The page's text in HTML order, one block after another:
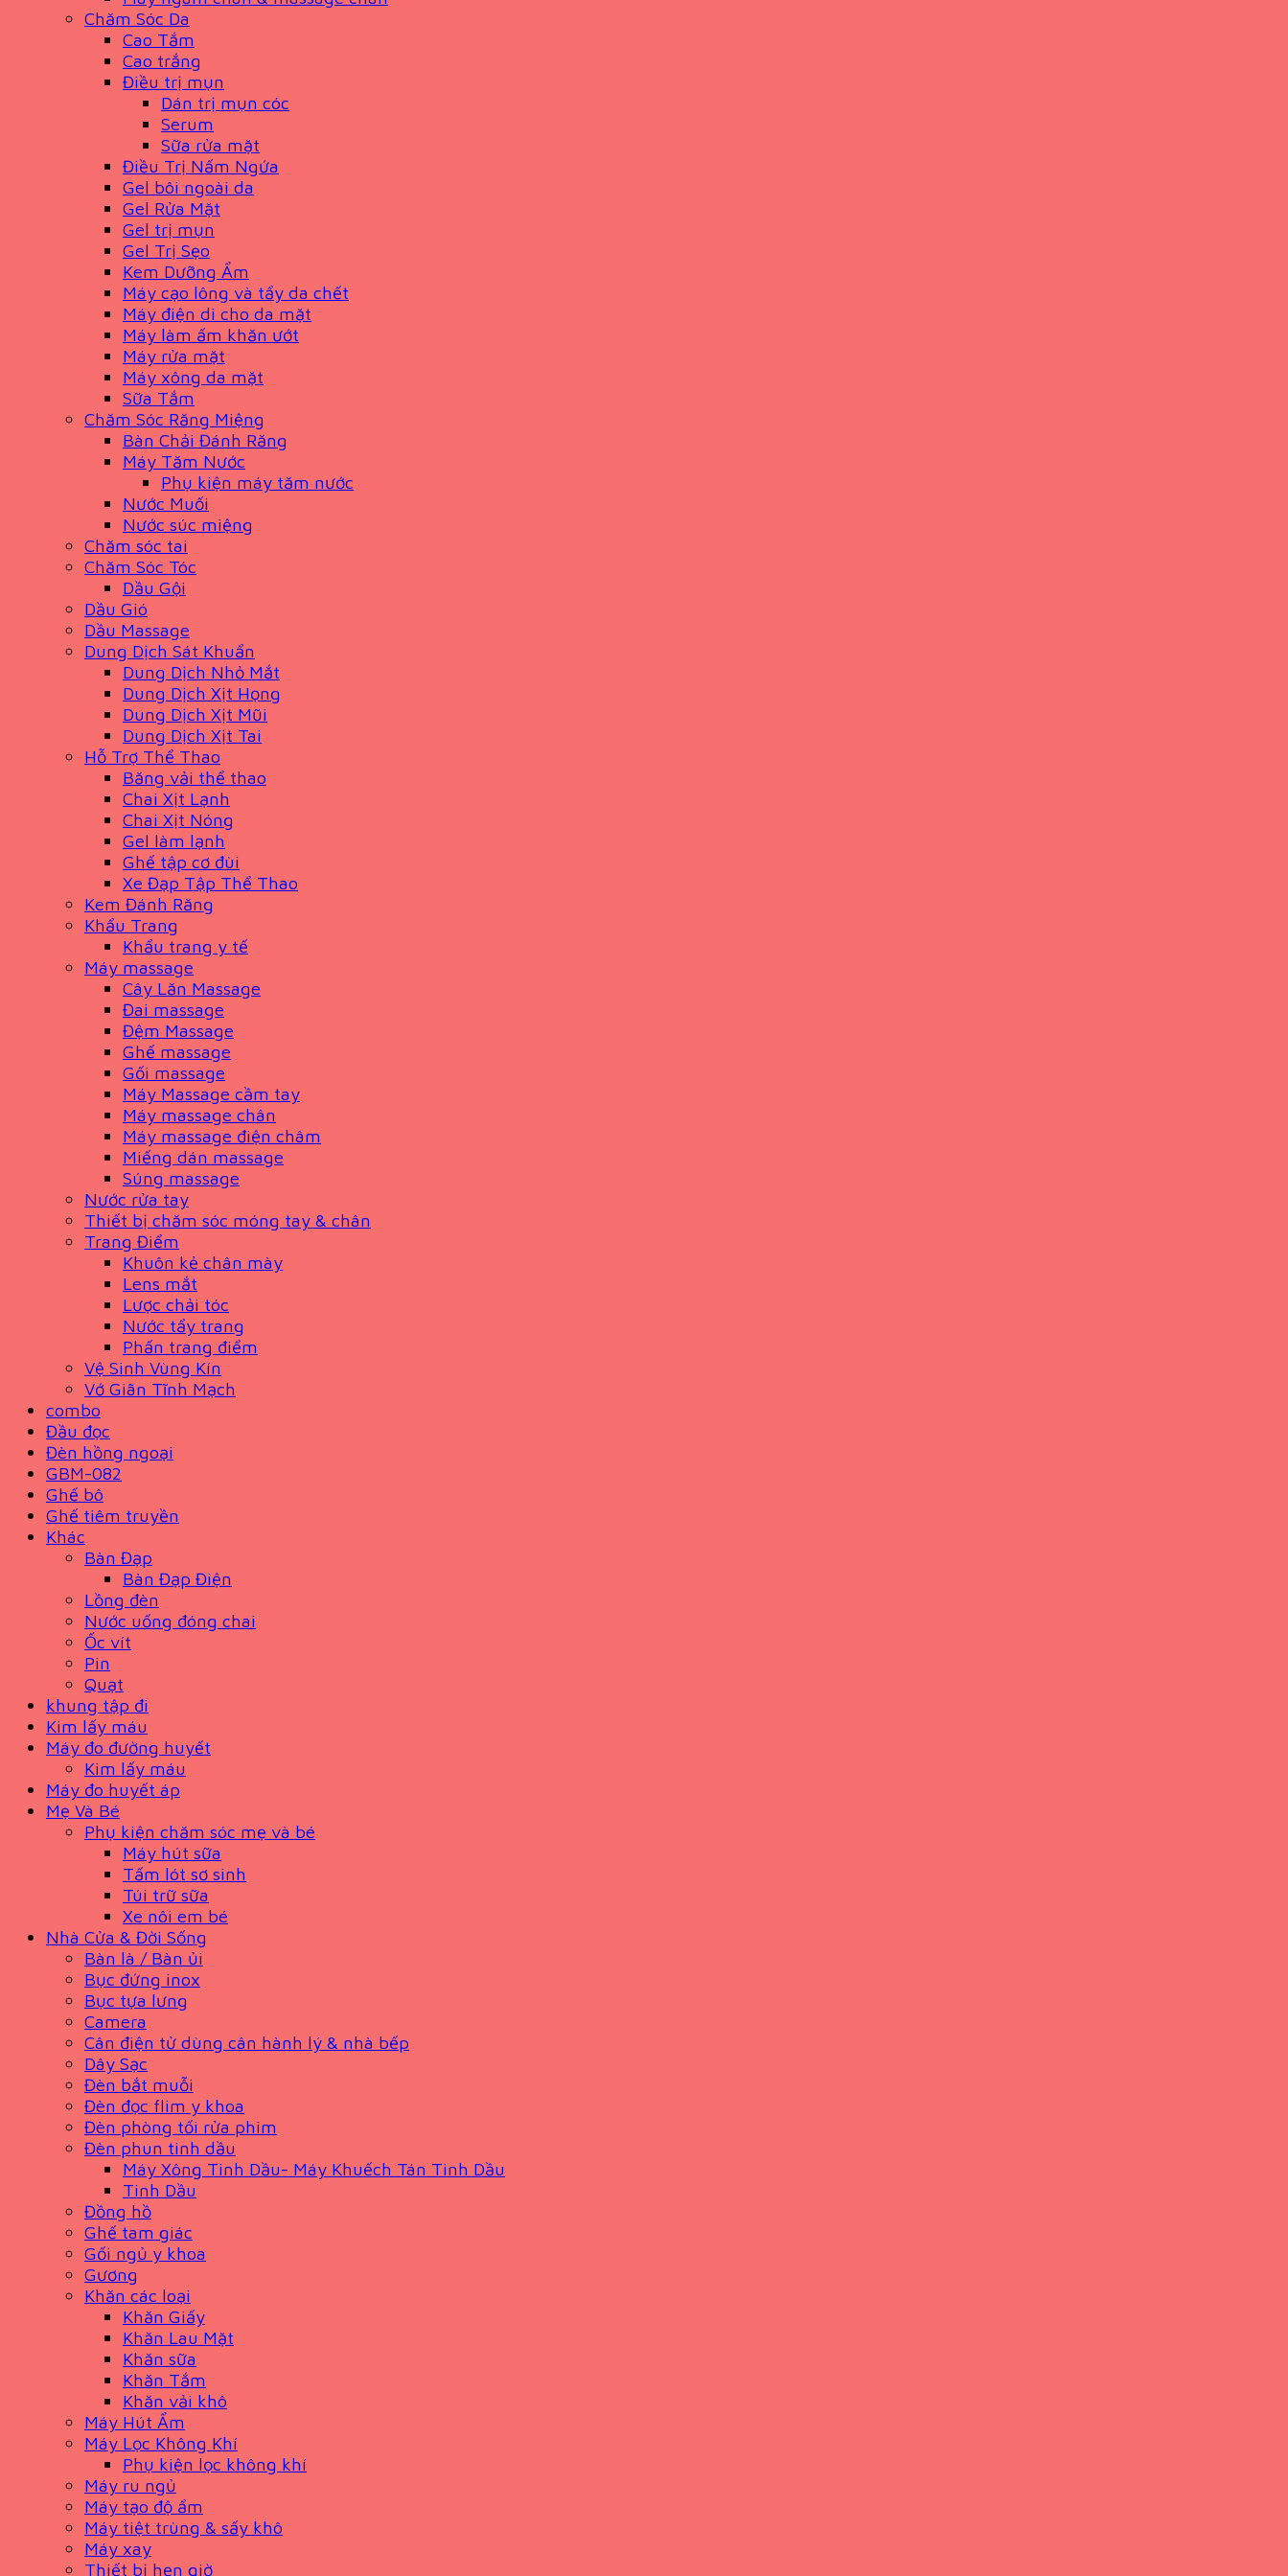
Chăm Sóc Da
Cao Tắm
Cao trắng
Điều trị mụn
Dán trị mụn cóc
Serum
Sữa rửa mặt
Điều Trị Nấm Ngứa
Gel bôi ngoài da
Gel Rửa Mặt
Gel trị mụn
Gel Trị Sẹo
Kem Dưỡng Ẩm
Máy cạo lông và tẩy da chết
Máy điện di cho da mặt
Máy làm ấm khăn ướt
Máy rửa mặt
Máy xông da mặt
Sữa Tắm
Chăm Sóc Răng Miệng
Bàn Chải Đánh Răng
Máy Tăm Nước
Phụ kiện máy tăm nước
Nước Muối
Nước súc miệng
Chăm sóc tai
Chăm Sóc Tóc
Dầu Gội
Dầu Gió
Dầu Massage
Dung Dịch Sát Khuẩn
Dung Dịch Nhỏ Mắt
Dung Dịch Xịt Họng
Dung Dịch Xịt Mũi
Dung Dịch Xịt Tai
Hỗ Trợ Thể Thao
Băng vải thể thao
Chai Xịt Lạnh
Chai Xịt Nóng
Gel làm lạnh
Ghế tập cơ đùi
Xe Đạp Tập Thể Thao
Kem Đánh Răng
Khẩu Trang
Khẩu trang y tế
Máy massage
Cây Lăn Massage
Đai massage
Đệm Massage
Ghế massage
Gối massage
Máy Massage cầm tay
Máy massage chân
Máy massage điện châm
Miếng dán massage
Súng massage
Nước rửa tay
Thiết bị chăm sóc móng tay & chân
Trang Điểm
Khuôn kẻ chân mày
Lens mắt
Lược chải tóc
Nước tẩy trang
Phấn trang điểm
Vệ Sinh Vùng Kín
Vớ Giãn Tĩnh Mạch
combo
Đầu đọc
Đèn hồng ngoại
GBM-082
Ghế bô
Ghế tiêm truyền
Khác
Bàn Đạp
Bàn Đạp Điện
Lồng đèn
Nước uống đóng chai
Ốc vít
Pin
Quạt
khung tập đi
Kim lấy máu
Máy đo đường huyết
Kim lấy máu
Máy đo huyết áp
Mẹ Và Bé
Phụ kiện chăm sóc mẹ và bé
Máy hút sữa
Tấm lót sơ sinh
Túi trữ sữa
Xe nôi em bé
Nhà Cửa & Đời Sống
Bàn là / Bàn ủi
Bục đứng inox
Bục tựa lưng
Camera
Cân điện tử dùng cân hành lý & nhà bếp
Dây Sạc
Đèn bắt muỗi
Đèn đọc flim y khoa
Đèn phòng tối rửa phim
Đèn phun tinh dầu
Máy Xông Tinh Dầu- Máy Khuếch Tán Tinh Dầu
Tinh Dầu
Đồng hồ
Ghế tam giác
Gối ngủ y khoa
Gương
Khăn các loại
Khăn Giấy
Khăn Lau Mặt
Khăn sữa
Khăn Tắm
Khăn vải khô
Máy Hút Ẩm
Máy Lọc Không Khí
Phụ kiện lọc không khí
Máy ru ngủ
Máy tạo độ ẩm
Máy tiệt trùng & sấy khô
Máy xay
Thiết bị hẹn giờ